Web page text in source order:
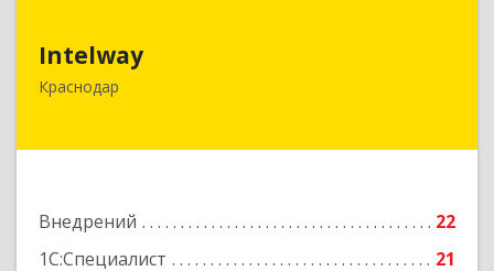
Intelway
Краснодар
Внедрений
22
1С:Специалист
21
350072, Краснодарский край, Краснодар г,
Подробнее